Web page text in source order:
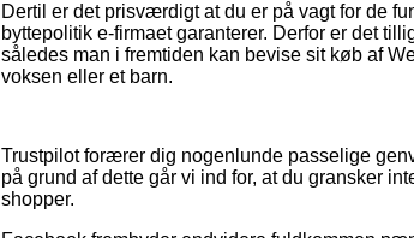
Dertil er det prisværdigt at du er på vagt for de
byttepolitik e-firmaet garanterer. Derfor er det
således man i fremtiden kan bevise sit køb af
voksen eller et barn.
Trustpilot forærer dig nogenlunde passelige
på grund af dette går vi ind for, at du gransker
shopper.